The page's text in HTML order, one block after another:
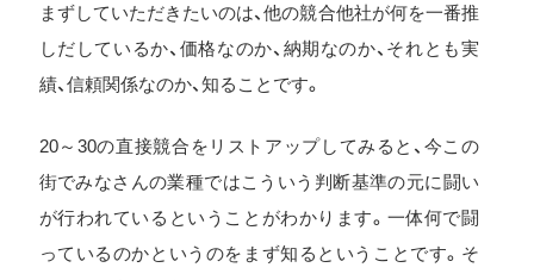
まずしていただきたいのは、他の競合他社が何を一番推
しだしているか、価格なのか、納期なのか、それとも実
績、信頼関係なのか、知ることです。
20～30の直接競合をリストアップしてみると、今この
街でみなさんの業種ではこういう判断基準の元に闘い
が行われているということがわかります。一体何で闘
っているのかというのをまず知るということです。そ